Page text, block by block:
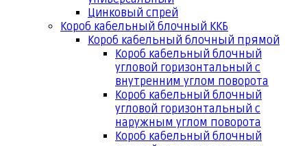
Цинковый спрей
Короб кабельный блочный ККБ
Короб кабельный блочный прямой
Короб кабельный блочный
угловой горизонтальный с
внутренним углом поворота
Короб кабельный блочный
угловой горизонтальный с
наружным углом поворота
Короб кабельный блочный